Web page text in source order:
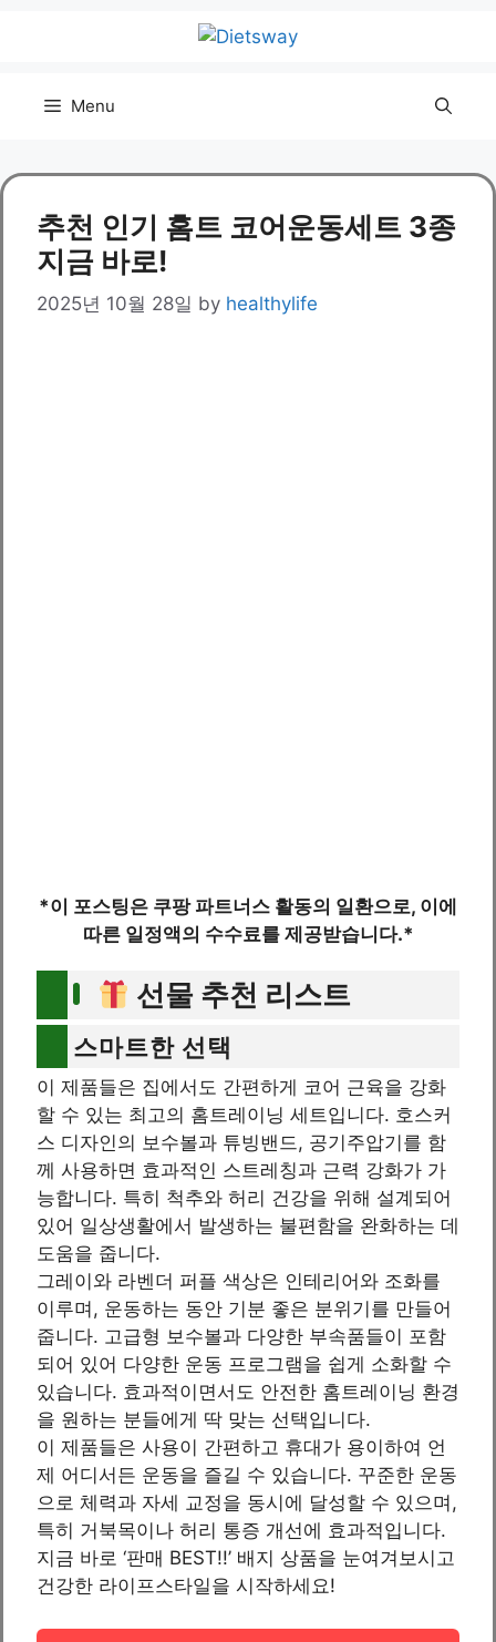
Menu
추천 인기 홈트 코어운동세트 3종
지금 바로!
2025년 10월 28일 by healthylife
*이 포스팅은 쿠팡 파트너스 활동의 일환으로, 이에
따른 일정액의 수수료를 제공받습니다.*
선물 추천 리스트
스마트한 선택
이 제품들은 집에서도 간편하게 코어 근육을 강화
할 수 있는 최고의 홈트레이닝 세트입니다. 호스커
스 디자인의 보수볼과 튜빙밴드, 공기주압기를 함
께 사용하면 효과적인 스트레칭과 근력 강화가 가
능합니다. 특히 척추와 허리 건강을 위해 설계되어
있어 일상생활에서 발생하는 불편함을 완화하는 데
도움을 줍니다.
그레이와 라벤더 퍼플 색상은 인테리어와 조화를
이루며, 운동하는 동안 기분 좋은 분위기를 만들어
줍니다. 고급형 보수볼과 다양한 부속품들이 포함
되어 있어 다양한 운동 프로그램을 쉽게 소화할 수
있습니다. 효과적이면서도 안전한 홈트레이닝 환경
을 원하는 분들에게 딱 맞는 선택입니다.
이 제품들은 사용이 간편하고 휴대가 용이하여 언
제 어디서든 운동을 즐길 수 있습니다. 꾸준한 운동
으로 체력과 자세 교정을 동시에 달성할 수 있으며,
특히 거북목이나 허리 통증 개선에 효과적입니다.
지금 바로 ‘판매 BEST!!’ 배지 상품을 눈여겨보시고
건강한 라이프스타일을 시작하세요!